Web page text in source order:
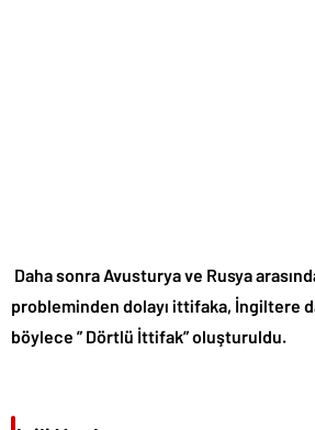
Daha sonra Avusturya ve Rusya
probleminden dolayı ittifaka, İngiltere
böylece ” Dörtlü İttifak” oluşturuldu.